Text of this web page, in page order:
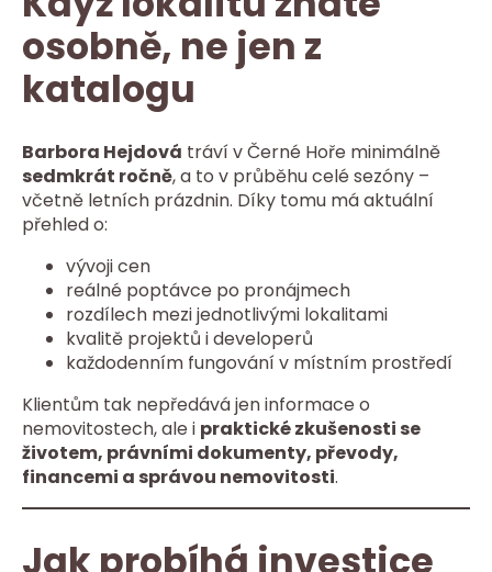
osobně, ne jen z
katalogu
Barbora Hejdová tráví v Černé Hoře minimálně
sedmkrát ročně, a to v průběhu celé sezóny –
včetně letních prázdnin. Díky tomu má aktuální
přehled o:
vývoji cen
reálné poptávce po pronájmech
rozdílech mezi jednotlivými lokalitami
kvalitě projektů i developerů
každodenním fungování v místním prostředí
Klientům tak nepředává jen informace o
nemovitostech, ale i praktické zkušenosti se
životem, právními dokumenty, převody,
financemi a správou nemovitosti.
Jak probíhá investice